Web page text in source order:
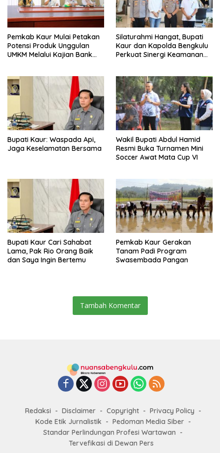
Pemkab Kaur Mulai Petakan
Potensi Produk Unggulan
UMKM Melalui Kajian Bank
Silaturahmi Hangat, Bupati
Kaur dan Kapolda Bengkulu
Perkuat Sinergi Keamanan
Bupati Kaur: Waspada Api,
Jaga Keselamatan Bersama
Wakil Bupati Abdul Hamid
Resmi Buka Turnamen Mini
Soccer Awat Mata Cup VI
Bupati Kaur Cari Sahabat
Lama, Pak Rio Orang Baik
dan Saya Ingin Bertemu
Pemkab Kaur Gerakan
Tanam Padi Program
Swasembada Pangan
Tambah Komentar
Redaksi Disclaimer Copyright
Privacy Policy
Kode Etik Jurnalistik
Pedoman Media Siber
Standar Perlindungan Profesi Wartawan
Tervefikasi di Dewan Pers